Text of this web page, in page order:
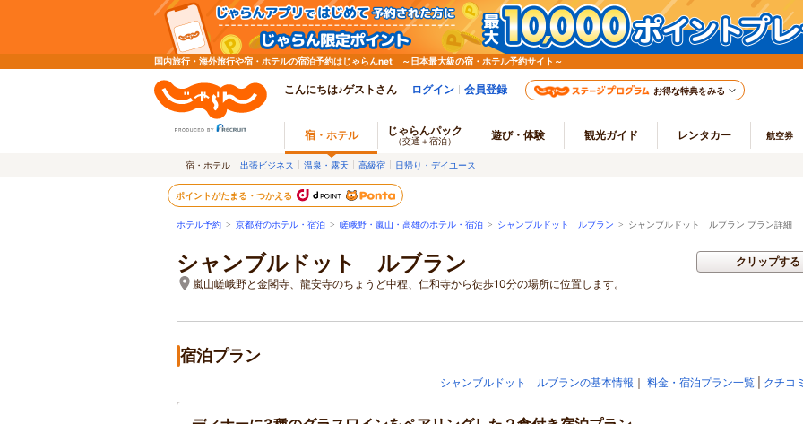
国内旅行・海外旅行や宿・ホテルの宿泊予約はじゃらんnet ～日本最大級の宿・ホテル予約サイト～
こんにちは♪ゲストさん ログイン 会員登録 お得な特典をみる
宿・ホテル じゃらんパック
（交通＋宿泊） 遊び・体験 観光ガイド レンタカー 航空券
宿・ホテル 出張ビジネス 温泉・露天 高級宿 日帰り・デイユース
ポイントがたまる・つかえる
ホテル予約 > 京都府のホテル・宿泊 > 嵯峨野・嵐山・高雄のホテル・宿泊 > シャンブルドット ルブラン > シャンブルドット ルブラン プラン詳細
シャンブルドット ルブラン
嵐山嵯峨野と金閣寺、龍安寺のちょうど中程、仁和寺から徒歩10分の場所に位置します。
クリップする
宿泊プラン
シャンブルドット ルブランの基本情報 ｜ 料金・宿泊プラン一覧 クチコ